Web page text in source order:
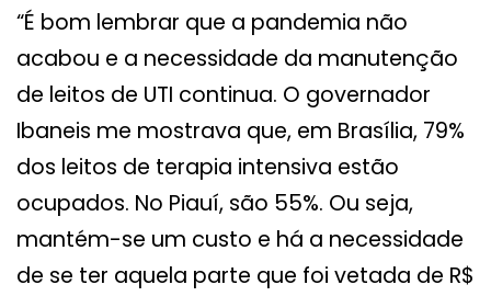
“É bom lembrar que a pandemia não
acabou e a necessidade da manutenção
de leitos de UTI continua. O governador
Ibaneis me mostrava que, em Brasília, 79%
dos leitos de terapia intensiva estão
ocupados. No Piauí, são 55%. Ou seja,
mantém-se um custo e há a necessidade
de se ter aquela parte que foi vetada de R$